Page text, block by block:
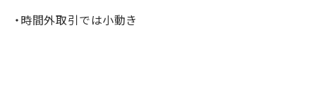
・時間外取引では小動き